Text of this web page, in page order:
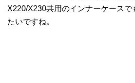
X220/X230共用のインナーケース
たいですね。